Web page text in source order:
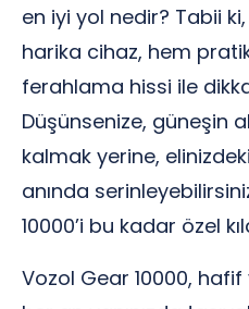
en iyi yol nedir? Tabii
harika cihaz, hem
ferahlama hissi ile
Düşünsenize, güneşin
kalmak yerine,
anında
10000’i bu kadar özel
Vozol Gear 10000, hafif